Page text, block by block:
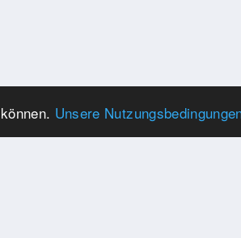
Unsere